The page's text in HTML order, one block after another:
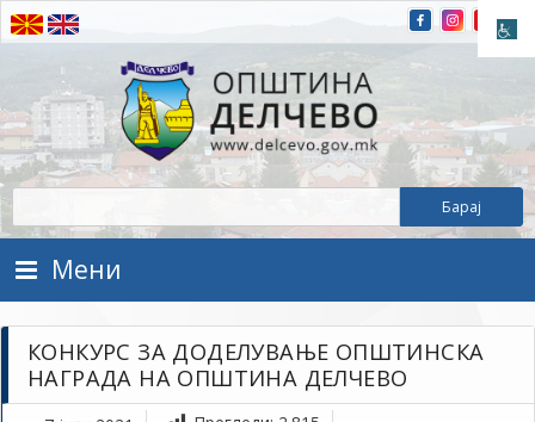
Прескокнете на содржината
Општина Делчево
Општина Делчево
Мени
КОНКУРС ЗА ДОДЕЛУВАЊЕ ОПШТИНСКА
НАГРАДА НА ОПШТИНА ДЕЛЧЕВО